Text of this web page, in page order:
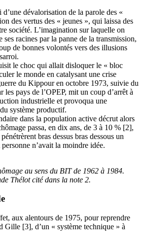
dévalorisation de la parole des «
des vertus des « jeunes », qui laissa des
société. L’imagination sur laquelle on
ses racines par la panne de la transmission,
de bonnes volontés vers des illusions
le choc qui allait disloquer le « bloc
le monde en catalysant une crise
du Kippour en octobre 1973, suivie du
les pays de l’OPEP, mit un coup d’arrêt à
industrielle et provoqua une
système productif.
dans la population active décrut alors
passa, en dix ans, de 3 à 10 % [2],
bras dessus bras dessous un
n’avait la moindre idée.
au sens du BIT de 1962 à 1984.
Thélot cité dans la note 2.
aux alentours de 1975, pour reprendre
Gille [3], d’un « système technique » à